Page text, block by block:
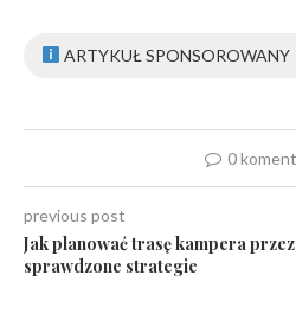
ARTYKUŁ SPONSOROWANY
0
previous post
Jak planować trasę kampera
sprawdzone strategie